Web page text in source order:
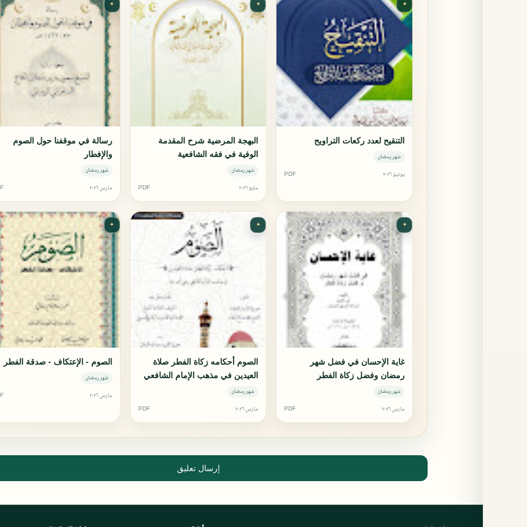
✦
التنقيح لعدد ركعات التراويح
شهر رمضان
يونيو ٢٠٢٦ PDF
✦
البهجة المرضية شرح المقدمة
الوفية في فقه الشافعية
شهر رمضان
مايو ٢٠٢٦ PDF
✦
رسالة في موقفنا حول الصوم
والإفطار
شهر رمضان
مارس ٢٠٢٦
✦
غاية الإحسان في فضل شهر
رمضان وفضل زكاة الفطر
شهر رمضان
مارس ٢٠٢٦ PDF
✦
الصوم أحكامه زكاة الفطر صلاة
العيدين في مذهب الإمام الشافعي
رضي الله عنه
شهر رمضان
مارس ٢٠٢٦ PDF
✦
الصوم - الإعتكاف - صدقة الفطر
شهر رمضان
مارس ٢٠٢٦
إرسال تعليق